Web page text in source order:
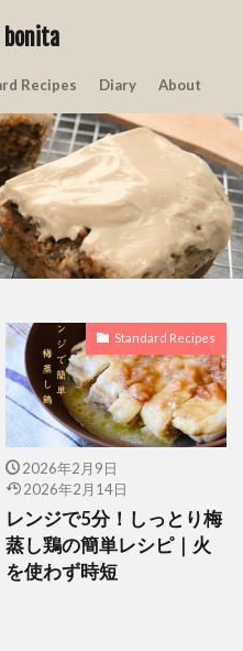
bonita
Recipes Diary About
Standard Recipes
2026年2月9日
2026年2月14日
レンジで5分！しっとり梅
蒸し鶏の簡単レシピ｜火
を使わず時短
朝ごはん
枝豆
沖縄
漬け込み
生クリームなし
生姜焼き レシピ 人気 一位
生姜焼き レシピ 漬け込み
白玉
砂糖不使用
月見
団子 上新粉なし
主婦ライター
冷凍豆腐
ライター
卵なし
で団子
塩麹
み時間